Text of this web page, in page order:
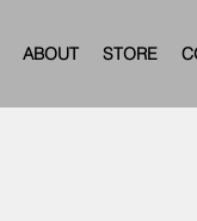
ABOUT STORE